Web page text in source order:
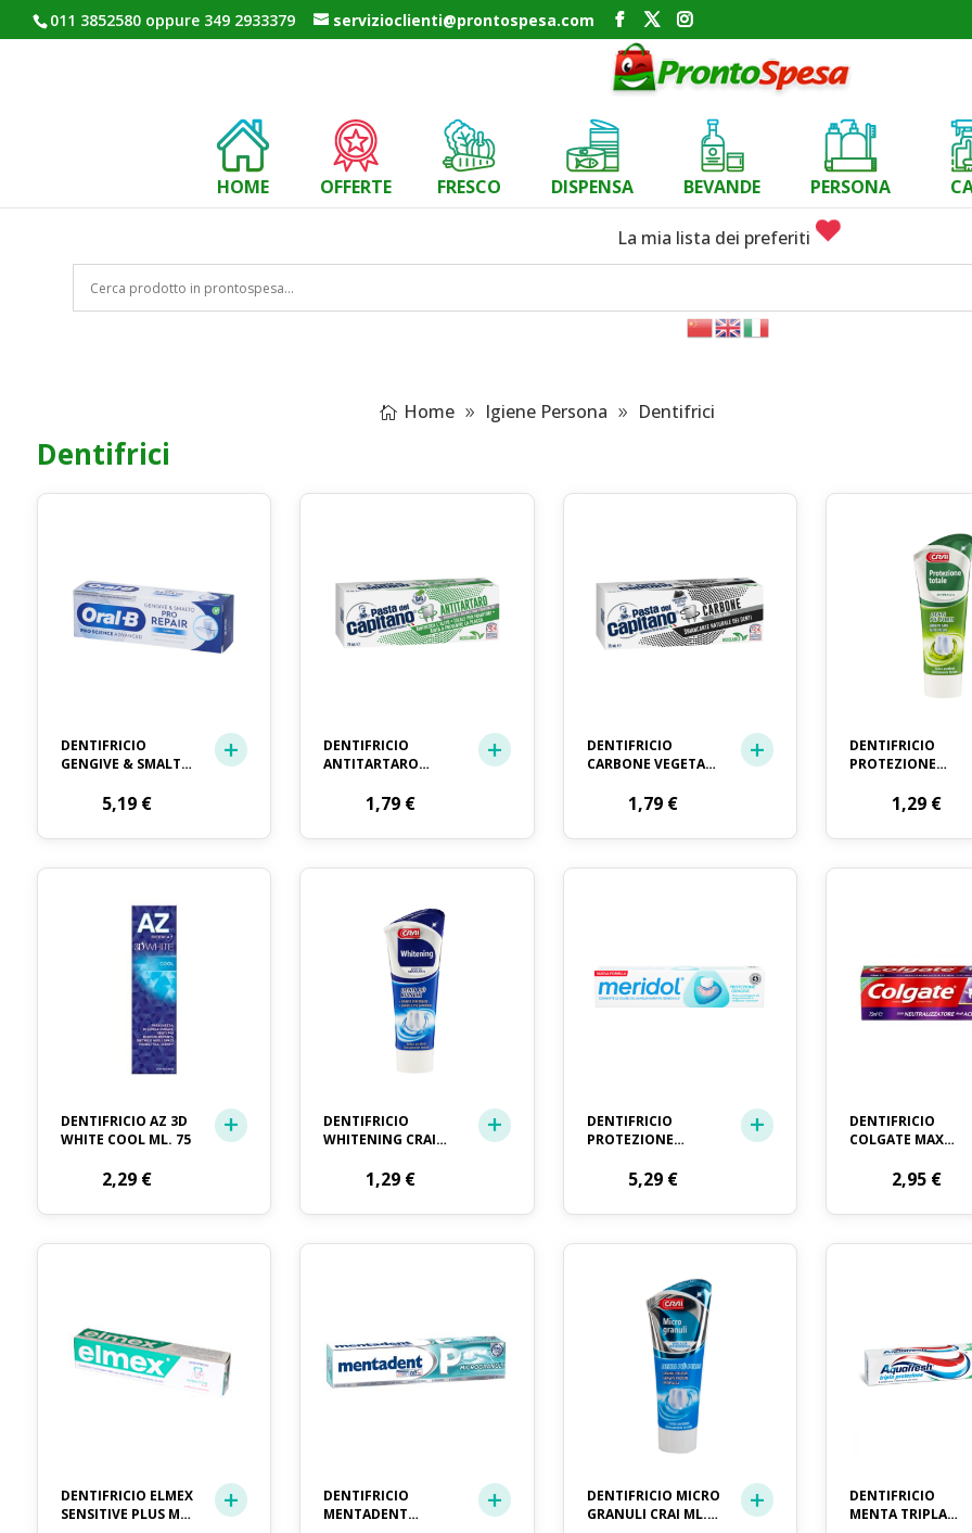
011 3852580 oppure 349 2933379 servizioclienti@prontospesa.com
HOME OFFERTE FRESCO DISPENSA BEVANDE PERSONA
La mia lista dei preferiti
Home Igiene Persona Dentifrici
Dentifrici
DENTIFRICIO
GENGIVE & SMALTO
5,19 €
DENTIFRICIO
ANTITARTARO
CAPITANO ML. 75
1,79 €
DENTIFRICIO
CARBONE VEGETALE
CAPITANO ML. 75
1,79 €
DENTIFRICIO
PROTEZIONE
1,29 €
DENTIFRICIO AZ 3D
WHITE COOL ML. 75
2,29 €
DENTIFRICIO
WHITENING CRAI
1,29 €
DENTIFRICIO
PROTEZIONE
5,29 €
DENTIFRICIO
COLGATE MAX
2,95 €
DENTIFRICIO ELMEX
SENSITIVE PLUS ML.
DENTIFRICIO
MENTADENT
DENTIFRICIO MICRO
GRANULI CRAI ML.
DENTIFRICIO
MENTA TRIPLA